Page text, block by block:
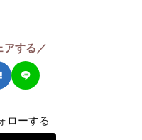
アする／
ローする